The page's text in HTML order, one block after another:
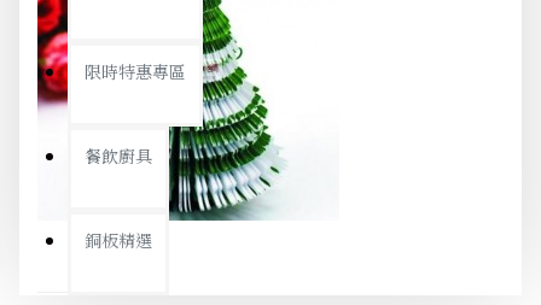
限時特惠專區
餐飲廚具
銅板精選